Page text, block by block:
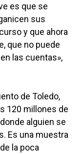
es que se
sus
y que ahora
que no puede
las cuentas»,
de Toledo,
120 millones de
alguien se
Es una muestra
la poca